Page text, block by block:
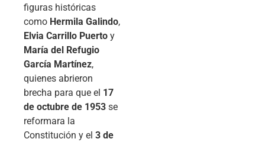
figuras históricas
como Hermila Galindo,
Elvia Carrillo Puerto y
María del Refugio
García Martínez,
quienes abrieron
brecha para que el 17
de octubre de 1953 se
reformara la
Constitución y el 3 de